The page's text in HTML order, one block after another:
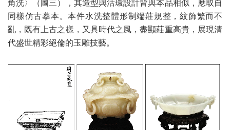
角洗〉（圖三），其造型與活環設計皆與本品相似，應取自
同樣仿古摹本。本件水洗整體形制端莊規整，紋飾繁而不
亂，既有上古之樣，又具時代之風，盡顯莊重高貴，展現清
代盛世精彩絕倫的玉雕技藝。